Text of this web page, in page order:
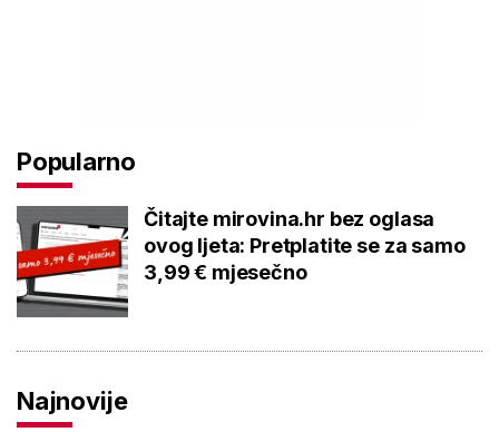
Popularno
Čitajte mirovina.hr bez oglasa
ovog ljeta: Pretplatite se za samo
3,99 € mjesečno
Najnovije